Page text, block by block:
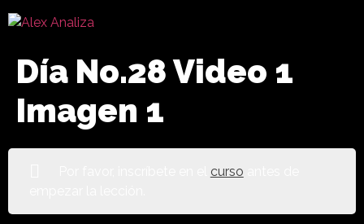
Día No.28 Video 1
Imagen 1
curso